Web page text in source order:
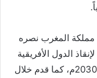
المغرب نصره
الدول الأفريقية
والتعجيل في التعلم مدي الحياة بحلول العام 2030م، كما قدم خلال